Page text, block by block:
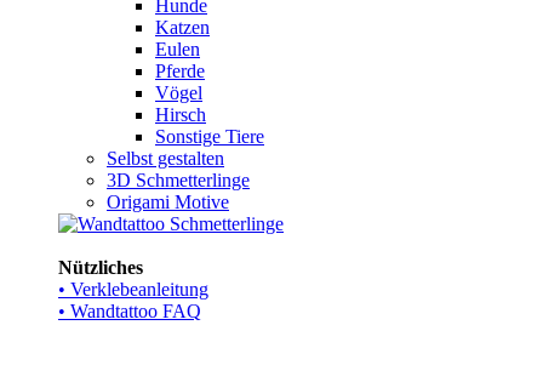
Hunde
Katzen
Eulen
Pferde
Vögel
Hirsch
Sonstige Tiere
Selbst gestalten
3D Schmetterlinge
Origami Motive
Nützliches
• Verklebeanleitung
• Wandtattoo FAQ